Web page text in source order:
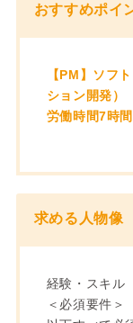
おすすめポイ
【PM】ソフ
ション開発）
労働時間7時間
求める人物像
経験・スキル
＜必須要件＞